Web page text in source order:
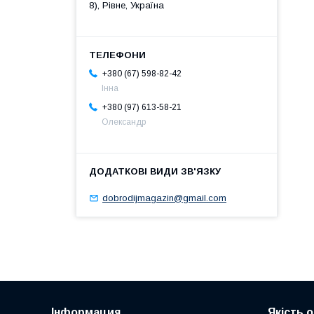
8), Рівне, Україна
+380 (67) 598-82-42
Інна
+380 (97) 613-58-21
Олександр
dobrodijmagazin@gmail.com